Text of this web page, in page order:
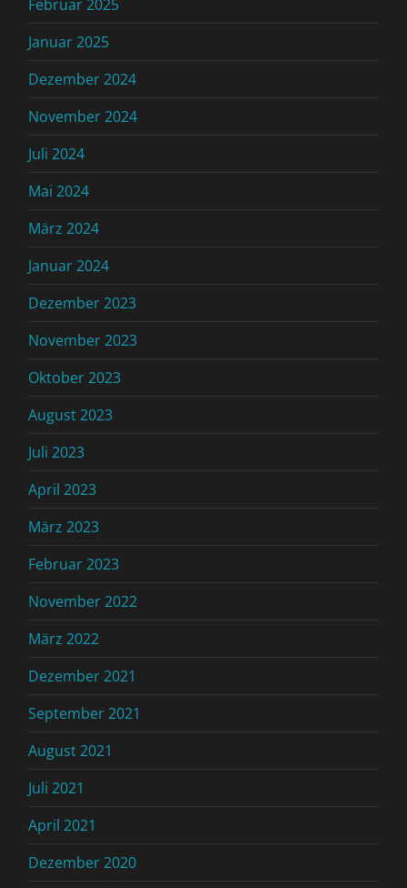
Februar 2025
Januar 2025
Dezember 2024
November 2024
Juli 2024
Mai 2024
März 2024
Januar 2024
Dezember 2023
November 2023
Oktober 2023
August 2023
Juli 2023
April 2023
März 2023
Februar 2023
November 2022
März 2022
Dezember 2021
September 2021
August 2021
Juli 2021
April 2021
Dezember 2020